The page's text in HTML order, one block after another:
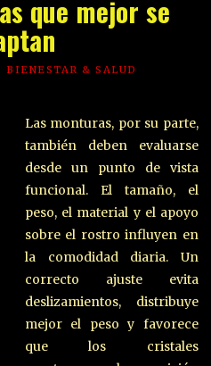
que mejor se
BIENESTAR & SALUD
Las monturas, por su parte,
también deben evaluarse
desde un punto de vista
funcional. El tamaño, el
peso, el material y el apoyo
sobre el rostro influyen en
la comodidad diaria. Un
correcto ajuste evita
deslizamientos, distribuye
mejor el peso y favorece
que los cristales